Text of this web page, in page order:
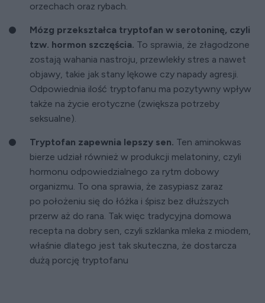
orzechach oraz rybach.
Mózg przekształca tryptofan w serotoninę, czyli
tzw. hormon szczęścia. To sprawia, że złagodzone
zostają wahania nastroju, przewlekły stres a nawet
objawy, takie jak stany lękowe czy napady agresji.
Odpowiednia ilość tryptofanu ma pozytywny wpływ
także na życie erotyczne (zwiększa potrzeby
seksualne).
Tryptofan zapewnia lepszy sen. Ten aminokwas
bierze udział również w produkcji melatoniny, czyli
hormonu odpowiedzialnego za rytm dobowy
organizmu. To ona sprawia, że zasypiasz zaraz
po położeniu się do łóżka i śpisz bez dłuższych
przerw aż do rana. Tak więc tradycyjna domowa
recepta na dobry sen, czyli szklanka mleka z miodem,
właśnie dlatego jest tak skuteczna, że dostarcza
dużą porcję tryptofanu